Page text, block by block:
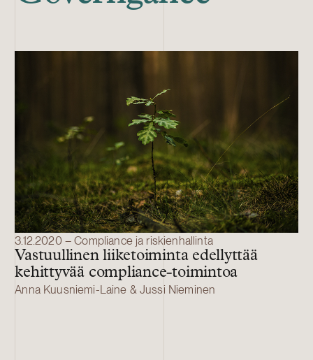
3.12.2020 – Compliance ja riskienhallinta
Vastuullinen liiketoiminta edellyttää
kehittyvää compliance-toimintoa
Anna Kuusniemi-Laine & Jussi Nieminen